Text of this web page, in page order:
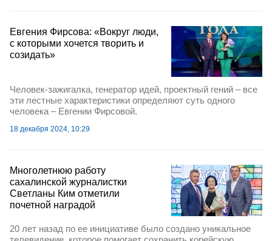
Евгения Фирсова: «Вокруг люди,
с которыми хочется творить и
созидать»
Человек-зажигалка, генератор идей, проектный гений – все
эти лестные характеристики определяют суть одного
человека – Евгении Фирсовой.
18 декабря 2024, 10:29
Многолетнюю работу
сахалинской журналистки
Светланы Ким отметили
почетной наградой
20 лет назад по ее инициативе было создано уникальное